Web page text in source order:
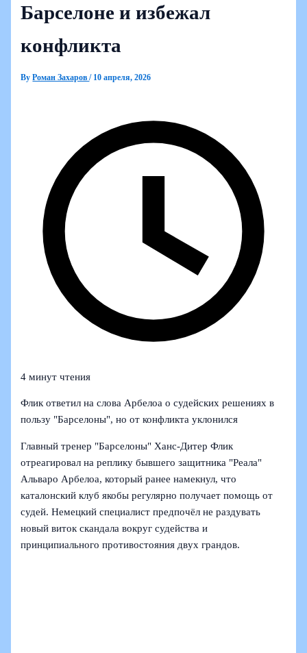
Барселоне и избежал
конфликта
ByРоман Захаров/ 10 апреля, 2026
4 минут чтения
Флик ответил на слова Арбелоа о судейских решениях в
пользу "Барселоны", но от конфликта уклонился
Главный тренер "Барселоны" Ханс-Дитер Флик
отреагировал на реплику бывшего защитника "Реала"
Альваро Арбелоа, который ранее намекнул, что
каталонский клуб якобы регулярно получает помощь от
судей. Немецкий специалист предпочёл не раздувать
новый виток скандала вокруг судейства и
принципиального противостояния двух грандов.